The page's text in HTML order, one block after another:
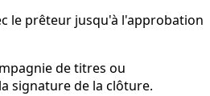
le prêteur jusqu'à l'approbation
de titres ou
signature de la clôture.